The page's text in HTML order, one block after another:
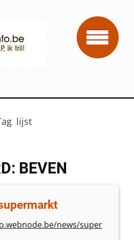
lijst
BEVEN
news/super